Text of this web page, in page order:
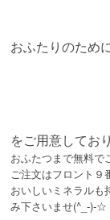
おふたりのため
をご用意してお
おふたつまで無料で
ご注文はフロント９
おいしいミネラルも
み下さいませ(^_-)-☆